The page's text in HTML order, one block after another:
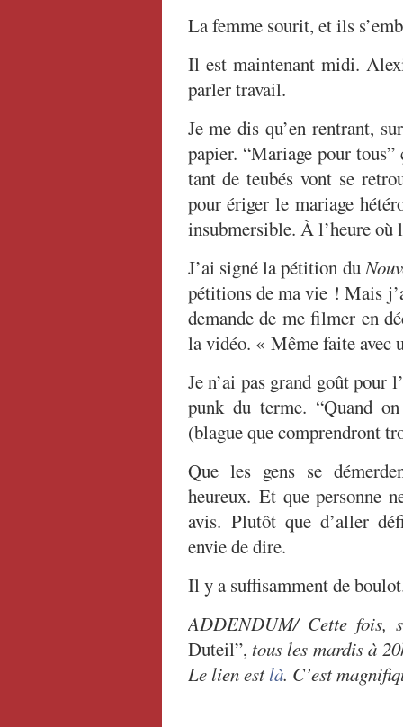
La femme sourit, et ils
Il est maintenant midi.
parler travail.
Je me dis qu’en rentrant,
papier. “Mariage pour tous”
tant de teubés vont se
pour ériger le mariage
insubmersible. À l’heure où
J’ai signé la pétition du
pétitions de ma vie ! Mais
demande de me filmer en
la vidéo. « Même faite avec
Je n’ai pas grand goût pour
punk du terme. “Quand
(blague que comprendront
Que les gens se
heureux. Et que personne
avis. Plutôt que d’aller
envie de dire.
Il y a suffisamment de
ADDENDUM/ Cette
Duteil”, tous les mardis à
Le lien est là. C’est